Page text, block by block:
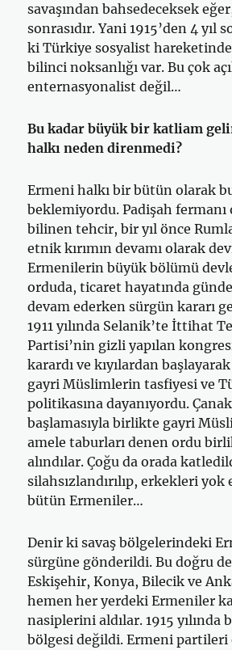
savaşından bahsedeceksek
sonrasıdır. Yani 1915’den 4 yıl
ki Türkiye sosyalist
bilinci noksanlığı var. Bu çok
enternasyonalist değil…
Bu kadar büyük bir katliam
halkı neden direnmedi?
Ermeni halkı bir bütün olarak
beklemiyordu. Padişah fermanı
bilinen tehcir, bir yıl önce
etnik kırımın devamı olarak
Ermenilerin büyük bölümü
orduda, ticaret hayatında
devam ederken sürgün kararı
1911 yılında Selanik’te İttihat
Partisi’nin gizli yapılan
karardı ve kıyılardan
gayri Müslimlerin tasfiyesi ve
politikasına dayanıyordu.
başlamasıyla birlikte gayri
amele taburları denen ordu
alındılar. Çoğu da orada
silahsızlandırılıp, erkekleri
bütün Ermeniler…
Denir ki savaş bölgelerindeki
sürgüne gönderildi. Bu doğru
Eskişehir, Konya, Bilecik ve
hemen her yerdeki Ermeniler
nasiplerini aldılar. 1915 yılında
bölgesi değildi. Ermeni partileri